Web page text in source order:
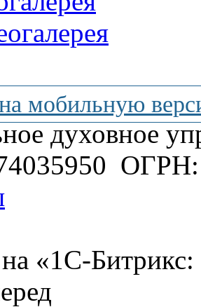
мобильную
духовное
ОГРН:
на «1С-